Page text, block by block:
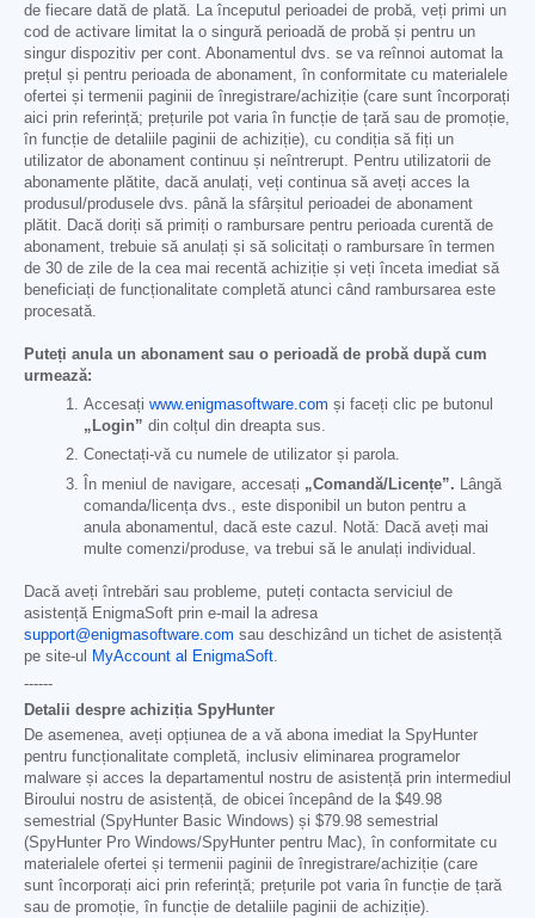
de fiecare dată de plată. La începutul perioadei de probă, veți primi un
cod de activare limitat la o singură perioadă de probă și pentru un
singur dispozitiv per cont. Abonamentul dvs. se va reînnoi automat la
prețul și pentru perioada de abonament, în conformitate cu materialele
ofertei și termenii paginii de înregistrare/achiziție (care sunt încorporați
aici prin referință; prețurile pot varia în funcție de țară sau de promoție,
în funcție de detaliile paginii de achiziție), cu condiția să fiți un
utilizator de abonament continuu și neîntrerupt. Pentru utilizatorii de
abonamente plătite, dacă anulați, veți continua să aveți acces la
produsul/produsele dvs. până la sfârșitul perioadei de abonament
plătit. Dacă doriți să primiți o rambursare pentru perioada curentă de
abonament, trebuie să anulați și să solicitați o rambursare în termen
de 30 de zile de la cea mai recentă achiziție și veți înceta imediat să
beneficiați de funcționalitate completă atunci când rambursarea este
procesată.
Puteți anula un abonament sau o perioadă de probă după cum
urmează:
Accesați www.enigmasoftware.com și faceți clic pe butonul
„Login” din colțul din dreapta sus.
Conectați-vă cu numele de utilizator și parola.
În meniul de navigare, accesați „Comandă/Licențe”. Lângă
comanda/licența dvs., este disponibil un buton pentru a
anula abonamentul, dacă este cazul. Notă: Dacă aveți mai
multe comenzi/produse, va trebui să le anulați individual.
Dacă aveți întrebări sau probleme, puteți contacta serviciul de
asistență EnigmaSoft prin e-mail la adresa
support@enigmasoftware.com sau deschizând un tichet de asistență
pe site-ul
MyAccount al EnigmaSoft
------
Detalii despre achiziția SpyHunter
De asemenea, aveți opțiunea de a vă abona imediat la SpyHunter
pentru funcționalitate completă, inclusiv eliminarea programelor
malware și acces la departamentul nostru de asistență prin intermediul
Biroului nostru de asistență, de obicei începând de la $49.98
semestrial (SpyHunter Basic Windows) și $79.98 semestrial
(SpyHunter Pro Windows/SpyHunter pentru Mac), în conformitate cu
materialele ofertei și termenii paginii de înregistrare/achiziție (care
sunt încorporați aici prin referință; prețurile pot varia în funcție de țară
sau de promoție, în funcție de detaliile paginii de achiziție).